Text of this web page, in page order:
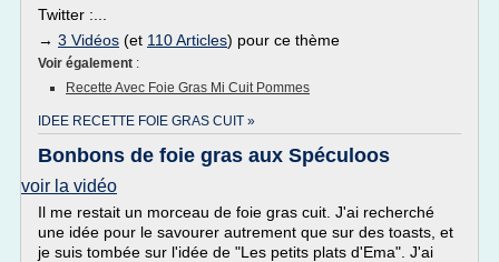
Twitter :...
→ 3 Vidéos (et 110 Articles) pour ce thème
Voir également :
Recette Avec Foie Gras Mi Cuit Pommes
IDEE RECETTE FOIE GRAS CUIT »
Bonbons de foie gras aux Spéculoos
voir la vidéo
Il me restait un morceau de foie gras cuit. J'ai recherché
une idée pour le savourer autrement que sur des toasts, et
je suis tombée sur l'idée de "Les petits plats d'Ema". J'ai